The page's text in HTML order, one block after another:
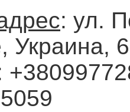
: ул.
Украина,